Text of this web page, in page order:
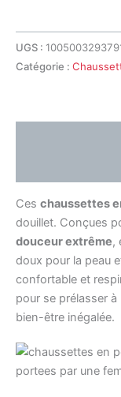
UGS :
Catégorie :
Ces chaussettes
douillet. Conçues
douceur extrême,
doux pour la peau
confortable et
pour se prélasser
bien-être inégalée.